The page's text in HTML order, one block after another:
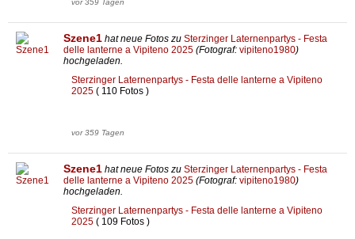
vor 359 Tagen
Szene1 hat neue Fotos zu Sterzinger Laternenpartys - Festa
delle lanterne a Vipiteno 2025 (Fotograf: vipiteno1980)
hochgeladen.
Sterzinger Laternenpartys - Festa delle lanterne a Vipiteno
2025 ( 110 Fotos )
vor 359 Tagen
Szene1 hat neue Fotos zu Sterzinger Laternenpartys - Festa
delle lanterne a Vipiteno 2025 (Fotograf: vipiteno1980)
hochgeladen.
Sterzinger Laternenpartys - Festa delle lanterne a Vipiteno
2025 ( 109 Fotos )